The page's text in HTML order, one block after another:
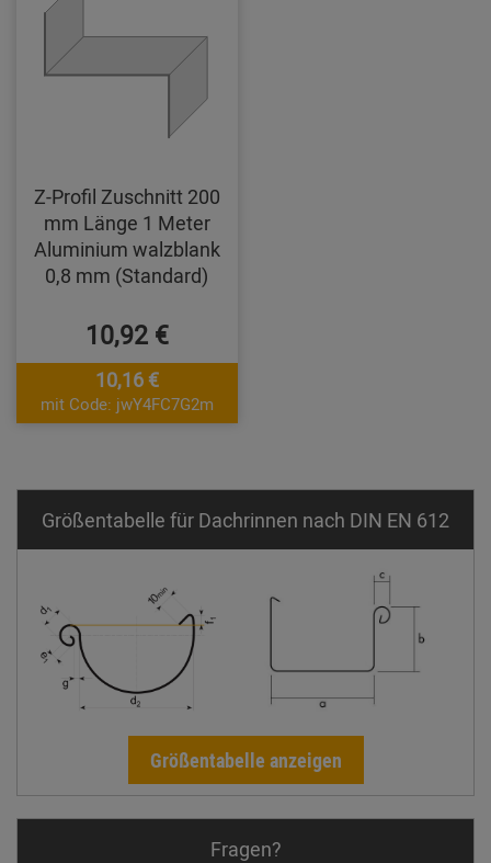
Z-Profil Zuschnitt 200
mm Länge 1 Meter
Aluminium walzblank
0,8 mm (Standard)
10,92 €
10,16 €
mit Code: jwY4FC7G2m
Größentabelle für Dachrinnen nach DIN EN 612
Größentabelle anzeigen
Fragen?